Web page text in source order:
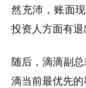
然充沛，账面
投资人方面有退
随后，滴滴副
滴当前最优先的